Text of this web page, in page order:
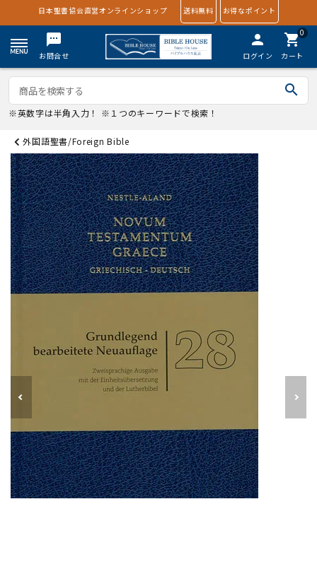
日本聖書協会直営オンラインショップ 送料無料 お得なポイント
textsms
お問合せ
person
ログイン
0
shopping_cart
カート
search
※英数字は半角入力！ ※１つのキーワードで検索！
外国語聖書/Foreign Bible